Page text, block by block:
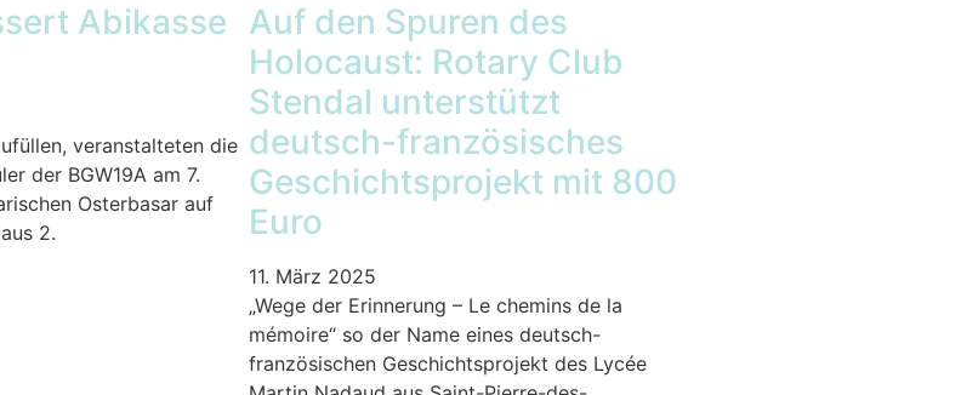
Abikasse
veranstalteten die
der BGW19A am 7.
Osterbasar auf
2.
Auf den Spuren des
Holocaust: Rotary Club
Stendal unterstützt
deutsch-französisches
Geschichtsprojekt mit 800
Euro
11. März 2025
„Wege der Erinnerung – Le chemins de la
mémoire“ so der Name eines deutsch-
französischen Geschichtsprojekt des Lycée